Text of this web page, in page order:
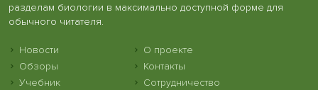
разделам биологии в максимально доступной форме для
обычного читателя.
Новости
Обзоры
Учебник
О проекте
Контакты
Сотрудничество